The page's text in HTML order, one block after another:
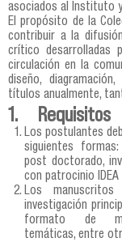
asociados al Instituto
El propósito de la
contribuir a la
crítico desarrolladas
circulación en la
diseño,
títulos anualmente,
1. Requisitos
Los postulantes
siguientes
post doctorado,
con patrocinio
Los
investigación
formato de
temáticas, entre